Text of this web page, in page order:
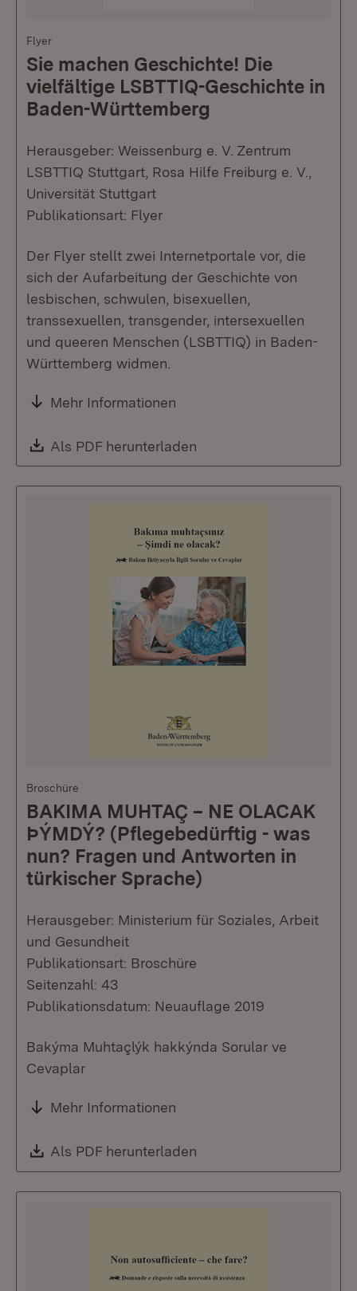
Flyer
Sie machen Geschichte! Die
vielfältige LSBTTIQ-Geschichte in
Baden-Württemberg
Herausgeber: Weissenburg e. V. Zentrum
LSBTTIQ Stuttgart, Rosa Hilfe Freiburg e. V.,
Universität Stuttgart
Publikationsart: Flyer
Der Flyer stellt zwei Internetportale vor, die
sich der Aufarbeitung der Geschichte von
lesbischen, schwulen, bisexuellen,
transsexuellen, transgender, intersexuellen
und queeren Menschen (LSBTTIQ) in Baden-
Württemberg widmen.
Mehr Informationen
Download:
Als PDF herunterladen
Broschüre
BAKIMA MUHTAÇ – NE OLACAK
ÞÝMDÝ? (Pflegebedürftig - was
nun? Fragen und Antworten in
türkischer Sprache)
Herausgeber: Ministerium für Soziales, Arbeit
und Gesundheit
Publikationsart: Broschüre
Seitenzahl: 43
Publikationsdatum: Neuauflage 2019
Bakýma Muhtaçlýk hakkýnda Sorular ve
Cevaplar
Mehr Informationen
Download:
Als PDF herunterladen